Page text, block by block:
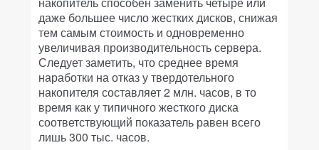
даже большее число жестких дисков, снижая
тем самым стоимость и одновременно
увеличивая производительность сервера.
Следует заметить, что среднее время
наработки на отказ у твердотельного
накопителя составляет 2 млн. часов, в то
время как у типичного жесткого диска
соответствующий показатель равен всего
лишь 300 тыс. часов.